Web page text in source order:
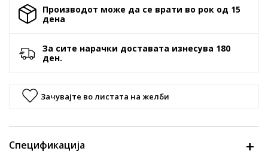
Производот може да се врати во рок од 15
денa
За сите нарачки доставата изнесува 180
ден.
Зачувајте во листата на желби
Спецификација